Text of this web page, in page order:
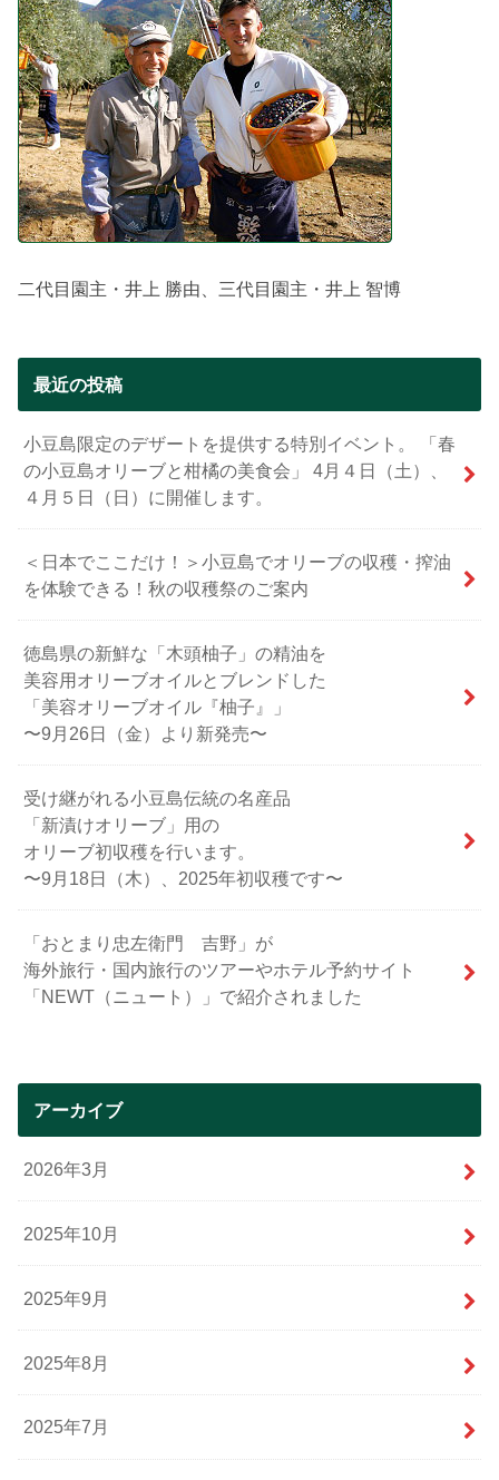
二代目園主・井上 勝由、三代目園主・井上 智博
最近の投稿
小豆島限定のデザートを提供する特別イベント。 「春
の小豆島オリーブと柑橘の美食会」 4月４日（土）、
４月５日（日）に開催します。
＜日本でここだけ！＞小豆島でオリーブの収穫・搾油
を体験できる！秋の収穫祭のご案内
徳島県の新鮮な「木頭柚子」の精油を
美容用オリーブオイルとブレンドした
「美容オリーブオイル『柚子』」
〜9月26日（金）より新発売〜
受け継がれる小豆島伝統の名産品
「新漬けオリーブ」用の
オリーブ初収穫を行います。
〜9月18日（木）、2025年初収穫です〜
「おとまり忠左衛門 吉野」が
海外旅行・国内旅行のツアーやホテル予約サイト
「NEWT（ニュート）」で紹介されました
アーカイブ
2026年3月
2025年10月
2025年9月
2025年8月
2025年7月